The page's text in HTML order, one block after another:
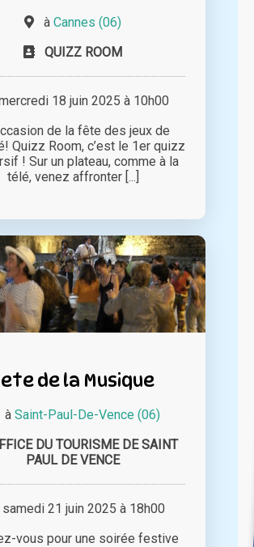
à Cannes (06)
QUIZZ ROOM
18 juin 2025 à 10h00
de la fête des jeux de
Quizz Room, c’est le 1er quizz
! Sur un plateau, comme à la
télé, venez affronter [...]
de la Musique
à Saint-Paul-De-Vence (06)
DU TOURISME DE SAINT
PAUL DE VENCE
21 juin 2025 à 18h00
vous pour une soirée festive